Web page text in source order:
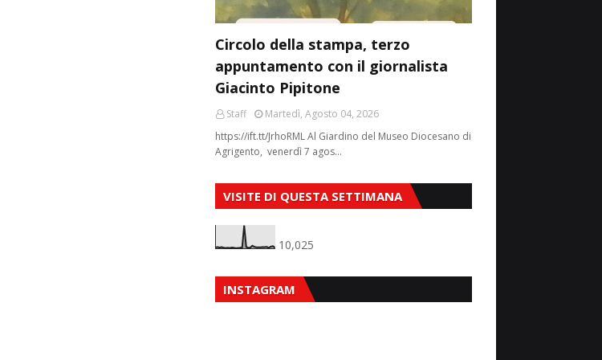
Circolo della stampa, terzo
appuntamento con il giornalista
Giacinto Pipitone
Staff
Martedì, Agosto 04, 2026
https://ift.tt/JrhoRML Al Giardino del Museo Diocesano di
Agrigento, venerdì 7 agos…
VISITE DI QUESTA SETTIMANA
10,025
INSTAGRAM